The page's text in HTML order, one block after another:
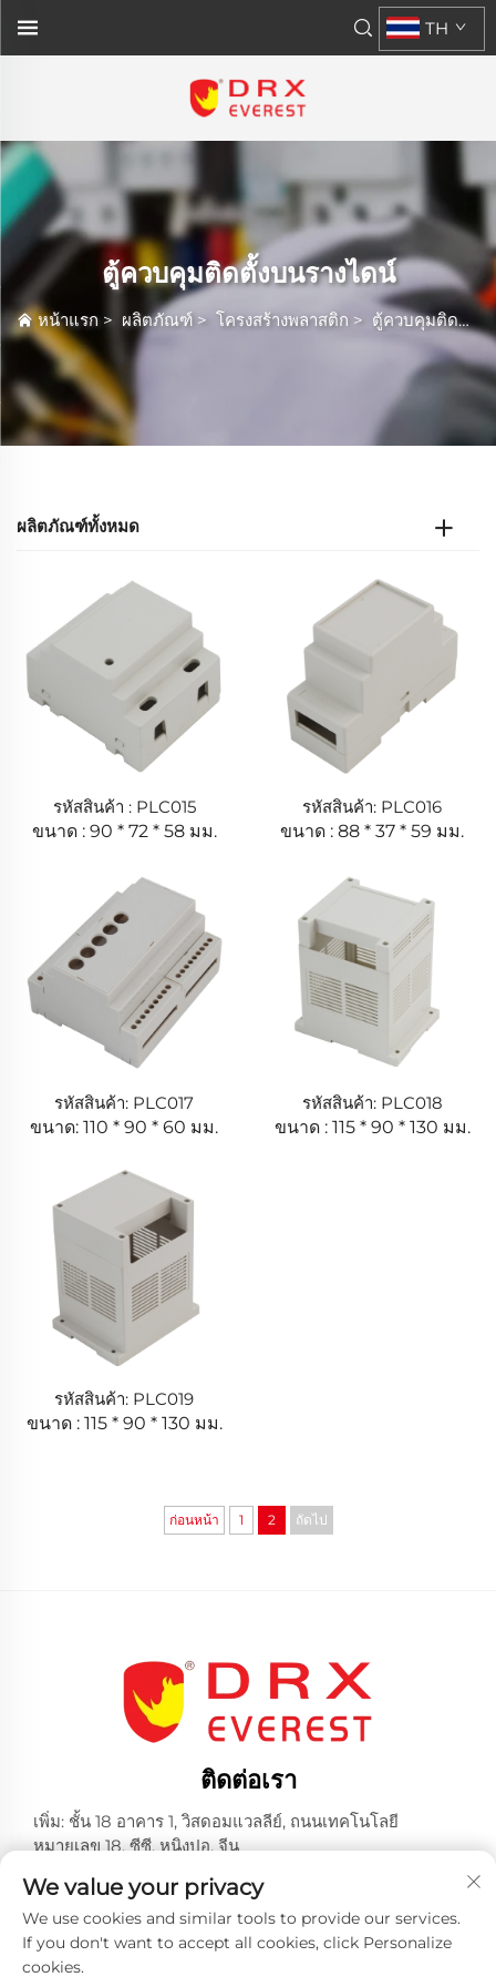
TH
ตู้ควบคุมติดตั้งบนรางไดน์
หน้าแรก > ผลิตภัณฑ์> โครงสร้างพลาสติก > ตู้ควบคุมติดตั้งบนรางไดน์
ผลิตภัณฑ์ทั้งหมด
รหัสสินค้า : PLC015
ขนาด : 90 * 72 * 58 มม.
รหัสสินค้า: PLC016
ขนาด : 88 * 37 * 59 มม.
รหัสสินค้า: PLC017
ขนาด: 110 * 90 * 60 มม.
รหัสสินค้า: PLC018
ขนาด : 115 * 90 * 130 มม.
รหัสสินค้า: PLC019
ขนาด : 115 * 90 * 130 มม.
ก่อนหน้า 1 2 ถัดไป
ติดต่อเรา
เพิ่ม: ชั้น 18 อาคาร 1, วิสดอมแวลลีย์, ถนนเทคโนโลยี
หมายเลข 18, ซีซี, หนิงปอ, จีน
โทร.+86-574-23660321
อีเมล:[email protected]
We value your privacy
We use cookies and similar tools to provide our services.
If you don't want to accept all cookies, click Personalize
cookies.